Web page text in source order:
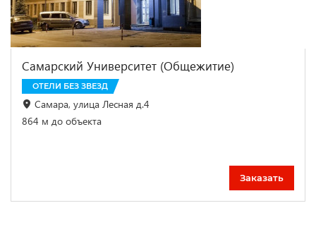
Самарский Университет (Общежитие)
ОТЕЛИ БЕЗ ЗВЕЗД
Самара, улица Лесная д.4
864 м до объекта
Заказать